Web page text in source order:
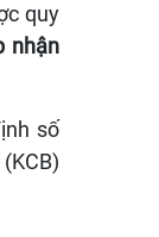
quy
nhận
số